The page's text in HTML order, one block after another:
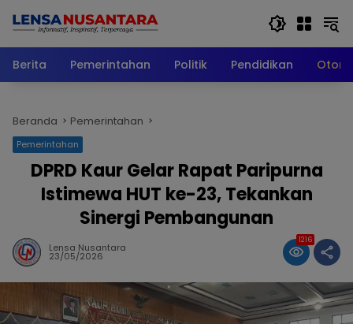
Berita
Pemerintahan Politik Pendidikan
Beranda Pemerintahan
Pemerintahan
DPRD Kaur Gelar Rapat Paripurna
Istimewa HUT ke-23, Tekankan
Sinergi Pembangunan
Lensa Nusantara
23/05/2026
1216